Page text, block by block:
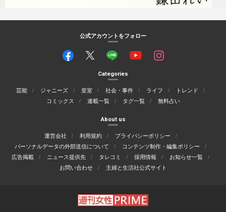
公式アカウントをフォロー
Categories
芸能 ジャニーズ 皇室 社会・事件 ライフ
トレンド
コミックス
連載一覧 タグ一覧 無料占い
About us
運営会社 利用規約
プライバシーポリシー
パーソナルデータの外部送信について
コンテンツ制作・編集ポリシー
広告掲載
ニュース提供先 タレコミ 採用情報
お知らせ一覧
お問い合わせ
主婦と生活社公式サイト